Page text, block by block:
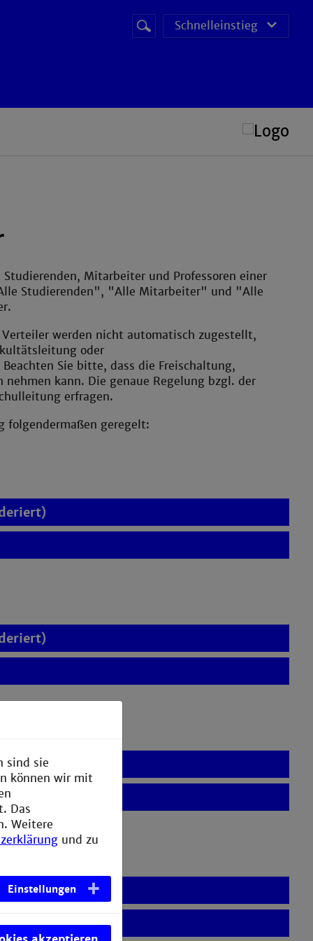
Suchbegriff
Suche
starten
Schnelleinstieg
Mitarbeiter und Professoren einer
Studierenden", "Alle Mitarbeiter" und "Alle
werden nicht automatisch zugestellt,
oder
Sie bitte, dass die Freischaltung,
kann. Die genaue Regelung bzgl. der
erfragen.
folgendermaßen geregelt:
sind sie
können wir mit
Das
Weitere
und zu
Einstellungen